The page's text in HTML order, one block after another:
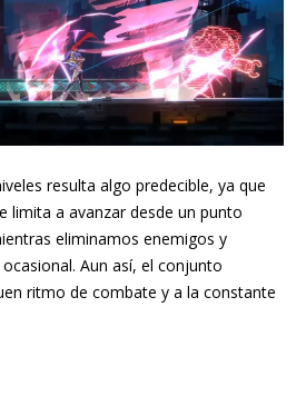
resulta algo predecible, ya que
limita a avanzar desde un punto
eliminamos enemigos y
Aun así, el conjunto
ritmo de combate y a la constante